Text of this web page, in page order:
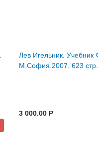
Лев Игельник. Учебник
М.София.2007. 623 стр.
3 000.00 P